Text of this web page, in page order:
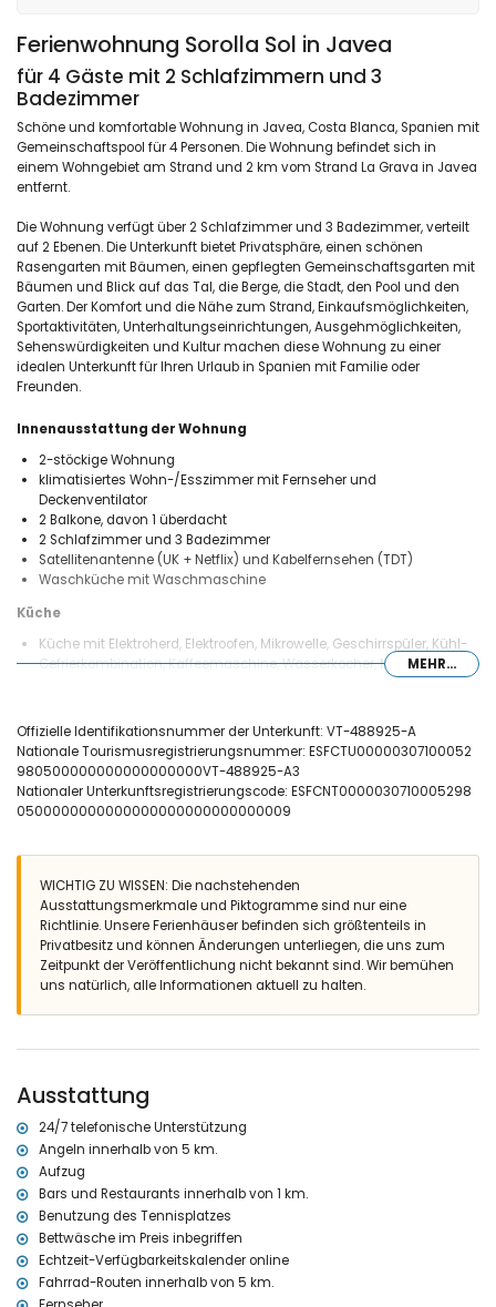
Ferienwohnung Sorolla Sol in Javea
für 4 Gäste mit 2 Schlafzimmern und 3
Badezimmer
Schöne und komfortable Wohnung in Javea, Costa Blanca, Spanien mit
Gemeinschaftspool für 4 Personen. Die Wohnung befindet sich in
einem Wohngebiet am Strand und 2 km vom Strand La Grava in Javea
entfernt.
Die Wohnung verfügt über 2 Schlafzimmer und 3 Badezimmer, verteilt
auf 2 Ebenen. Die Unterkunft bietet Privatsphäre, einen schönen
Rasengarten mit Bäumen, einen gepflegten Gemeinschaftsgarten mit
Bäumen und Blick auf das Tal, die Berge, die Stadt, den Pool und den
Garten. Der Komfort und die Nähe zum Strand, Einkaufsmöglichkeiten,
Sportaktivitäten, Unterhaltungseinrichtungen, Ausgehmöglichkeiten,
Sehenswürdigkeiten und Kultur machen diese Wohnung zu einer
idealen Unterkunft für Ihren Urlaub in Spanien mit Familie oder
Freunden.
Innenausstattung der Wohnung
2-stöckige Wohnung
klimatisiertes Wohn-/Esszimmer mit Fernseher und
Deckenventilator
2 Balkone, davon 1 überdacht
2 Schlafzimmer und 3 Badezimmer
Satellitenantenne (UK + Netflix) und Kabelfernsehen (TDT)
Waschküche mit Waschmaschine
Küche
Küche mit Elektroherd, Elektroofen, Mikrowelle, Geschirrspüler, Kühl-
Gefrierkombination, Kaffeemaschine, Wasserkocher, Mixer, Toaster
klimatisiertes Schlafzimmer mit Doppelbett, Fernseher und eigenem
Badezimmer
klimatisiertes Schlafzimmer mit 2 Einzelbetten, Fernseher und
eigenem Badezimmer
Außenausstattung der Wohnung
eingezäuntes Grundstück
lagunenförmiger Gemeinschaftspool mit Maßen von 15m x 8m
und 2m Tiefe
Kinderpool
schöner Rasengarten mit Bäumen und Gartenmöbeln mit Liegen
Spielplatz
Außendusche
Außensitzbereich und Außenessbereich
Gemeinschaftsgaragenstellplatz
Weitere Informationen
nächste Stadt: Javea (innerhalb von 2 Kilometern von der
Wohnung)
nächste Flussufer oder Küste: Mediterraneo, Javea (innerhalb von 2
Kilometern von der Wohnung)
nächster Strand: La Grava, Javea (innerhalb von 2 Kilometern von
MEHR...
Offizielle Identifikationsnummer der Unterkunft: VT-488925-A
Nationale Tourismusregistrierungsnummer: ESFCTU00000307100052
980500000000000000000VT-488925-A3
Nationaler Unterkunftsregistrierungscode: ESFCNT0000030710005298
0500000000000000000000000000009
WICHTIG ZU WISSEN: Die nachstehenden
Ausstattungsmerkmale und Piktogramme sind nur eine
Richtlinie. Unsere Ferienhäuser befinden sich größtenteils in
Privatbesitz und können Änderungen unterliegen, die uns zum
Zeitpunkt der Veröffentlichung nicht bekannt sind. Wir bemühen
uns natürlich, alle Informationen aktuell zu halten.
Ausstattung
24/7 telefonische Unterstützung
Angeln innerhalb von 5 km.
Aufzug
Bars und Restaurants innerhalb von 1 km.
Benutzung des Tennisplatzes
Bettwäsche im Preis inbegriffen
Echtzeit-Verfügbarkeitskalender online
Fahrrad-Routen innerhalb von 5 km.